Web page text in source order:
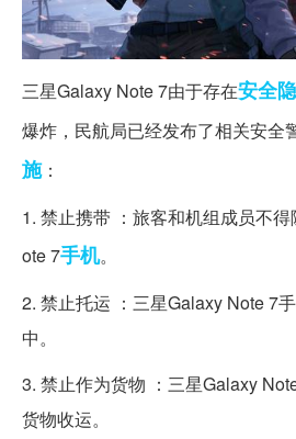
三星Galaxy Note 7由于存在安全
爆炸，民航局已经发布了相关安全
施：
1. 禁止携带 ：旅客和机组成员不
ote 7手机。
2. 禁止托运 ：三星Galaxy Note 7
中。
3. 禁止作为货物 ：三星Galaxy
货物收运。